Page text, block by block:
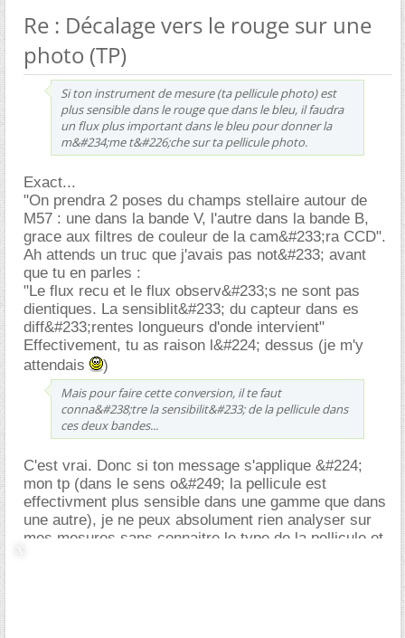
Re : Décalage vers le rouge sur une
photo (TP)
Si ton instrument de mesure (ta pellicule photo) est
plus sensible dans le rouge que dans le bleu, il faudra
un flux plus important dans le bleu pour donner la
m&#234;me t&#226;che sur ta pellicule photo.
Exact...
"On prendra 2 poses du champs stellaire autour de
M57 : une dans la bande V, l'autre dans la bande B,
grace aux filtres de couleur de la cam&#233;ra CCD".
Ah attends un truc que j'avais pas not&#233; avant
que tu en parles :
"Le flux recu et le flux observ&#233;s ne sont pas
dientiques. La sensiblit&#233; du capteur dans es
diff&#233;rentes longueurs d'onde intervient"
Effectivement, tu as raison l&#224; dessus (je m'y
attendais
)
Mais pour faire cette conversion, il te faut
conna&#238;tre la sensibilit&#233; de la pellicule dans
ces deux bandes...
C'est vrai. Donc si ton message s'applique &#224;
mon tp (dans le sens o&#249; la pellicule est
effectivment plus sensible dans une gamme que dans
une autre), je ne peux absolument rien analyser sur
mes mesures sans connaitre le type de la pellicule et